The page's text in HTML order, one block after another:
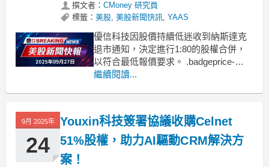
撰文者： CMoney 研究員
標籤： 美股, 美股新聞快訊, YAAS
優信科技因股價持續低迷收到納斯達克
退市通知，決定進行1:80的股權合併，
以符合最低報價要求。 .badgeprice-
container {
gap: 1rem !important;
繼續閱讀...
9月 2025年
24
Youxin科技簽署協議收購Celnet
51%股權，助力AI驅動CRM解決方
案！